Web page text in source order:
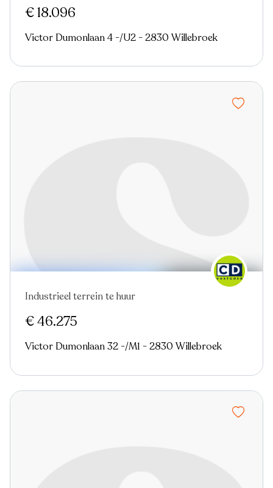
€ 18.096
Victor Dumonlaan 4 -/U2 - 2830 Willebroek
Industrieel terrein te huur
€ 46.275
Victor Dumonlaan 32 -/M1 - 2830 Willebroek